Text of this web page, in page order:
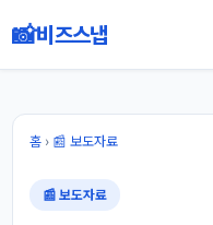
📸비즈스냅
홈› 📰 보도자료
📰 보도자료